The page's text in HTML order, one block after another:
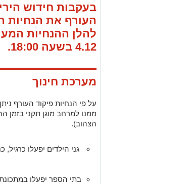
בעקבות חידוש
העורף את הנחיות
להלן ההנחיות
4.12 בשעה 18:00.
מערכת חינוך
על פי הנחיות פיקוד העורף
ממנו למרחב מוגן תקני בזמן
הצהוב).
גני הילדים יפעלו כרגיל,
בתי הספר יפעלו